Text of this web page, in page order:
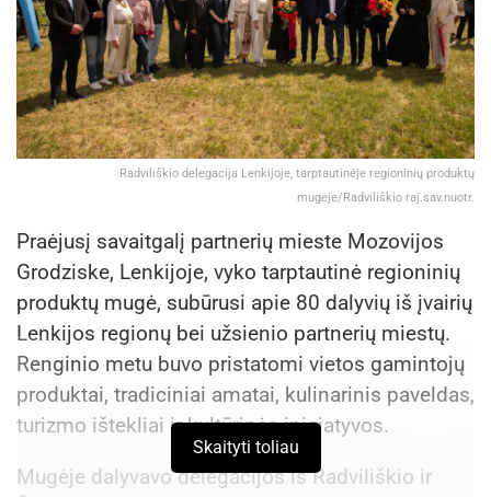
Radviliškio delegacija Lenkijoje, tarptautinėje regioninių produktų
mugėje/Radviliškio raj.sav.nuotr.
Praėjusį savaitgalį partnerių mieste Mozovijos
Grodziske, Lenkijoje, vyko tarptautinė regioninių
produktų mugė, subūrusi apie 80 dalyvių iš įvairių
Lenkijos regionų bei užsienio partnerių miestų.
Renginio metu buvo pristatomi vietos gamintojų
produktai, tradiciniai amatai, kulinarinis paveldas,
turizmo ištekliai ir kultūrinės iniciatyvos.
Mugėje dalyvavo delegacijos iš Radviliškio ir
Skaityti toliau